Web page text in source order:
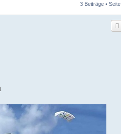
3 Beiträge • Seite